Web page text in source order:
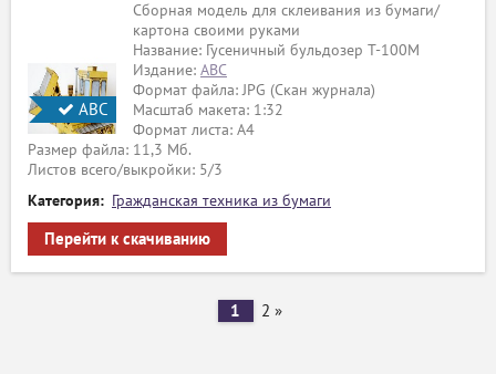
АВС
Сборная модель для склеивания из бумаги/
картона своими руками
Название: Гусеничный бульдозер T-100M
Издание: ABC
Формат файла: JPG (Скан журнала)
Масштаб макета: 1:32
Формат листа: А4
Размер файла: 11,3 Мб.
Листов всего/выкройки: 5/3
Категория: Гражданская техника из бумаги
Перейти к скачиванию
1 2 »